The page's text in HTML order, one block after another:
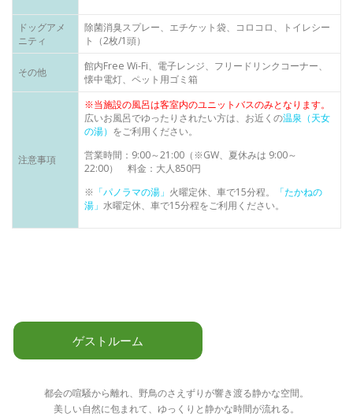
ドッグアメ
ニティ
除菌消臭スプレー、エチケット袋、コロコロ、トイレシー
ト（2枚/1頭）
その他
館内Free Wi-Fi、電子レンジ、フリードリンクコーナー、
懐中電灯、ペット用ゴミ箱
注意事項
※当施設の風呂は客室内のユニットバスのみとなります。
広いお風呂でゆったりされたい方は、お近くの温泉（天女
の湯） をご利用ください。
営業時間：9:00～21:00（※GW、夏休みは 9:00～
22:00） 料金：大人850円
※ 「パノラマの湯」 火曜定休、車で15分程。
「たかねの
湯」 水曜定休、車で15分程をご利用ください。
ゲストルーム
都会の喧騒から離れ、野鳥のさえずりが響き渡る静かな空間。
美しい自然に包まれて、ゆっくりと静かな時間が流れる。